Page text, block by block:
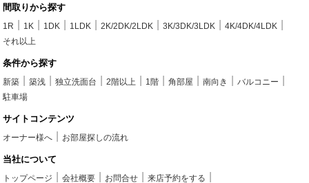
間取りから探す
1R 1K 1DK 1LDK 2K/2DK/2LDK 3K/3DK/3LDK
4K/4DK/4LDK
それ以上
条件から探す
新築 築浅 独立洗面台 2階以上 1階 角部屋 南向き
バルコニー
駐車場
サイトコンテンツ
オーナー様へ お部屋探しの流れ
当社について
トップページ 会社概要 お問合せ
来店予約をする